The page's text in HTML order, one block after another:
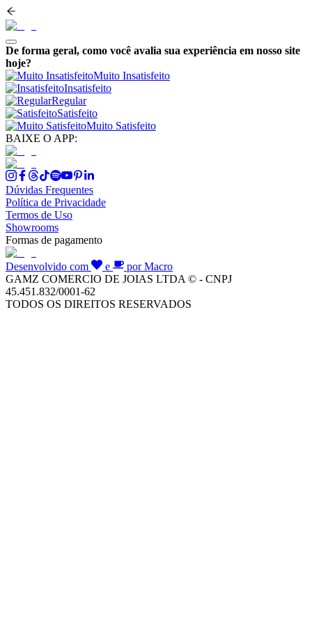
De forma geral, como você avalia sua experiência em nosso site
hoje?
Muito Insatisfeito
Insatisfeito
Regular
Satisfeito
Muito Satisfeito
BAIXE O APP:
Dúvidas Frequentes
Política de Privacidade
Termos de Uso
Showrooms
Formas de pagamento
Desenvolvido com e
por Macro
GAMZ COMERCIO DE JOIAS LTDA © - CNPJ
45.451.832/0001-62
TODOS OS DIREITOS RESERVADOS